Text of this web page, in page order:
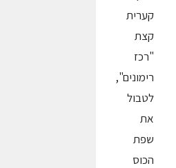
קערית
קצת
"רכז
רימונים",
לטבול
את
שפת
הכוס